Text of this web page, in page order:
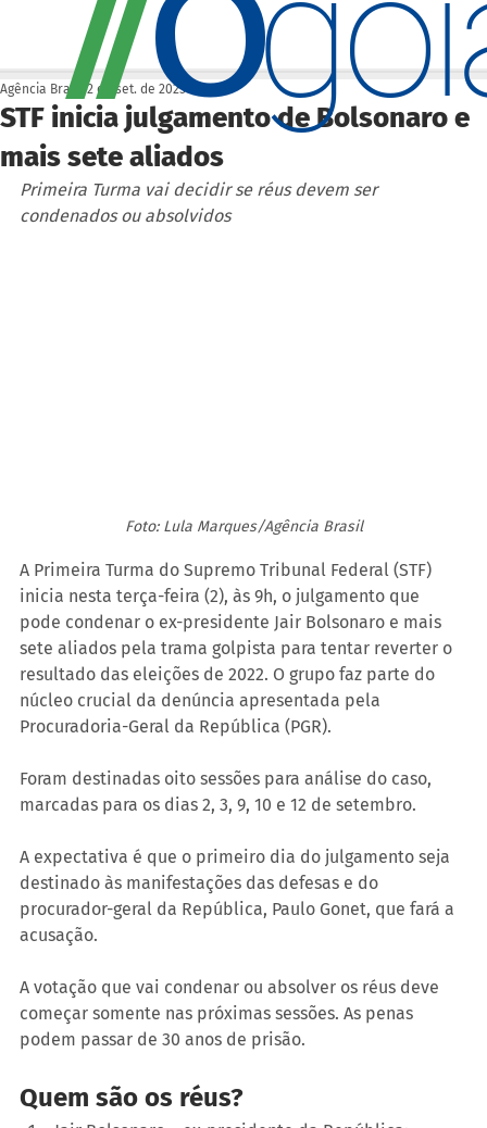
STF inicia julgamento de Bolsonaro e
mais sete aliados
Agência Brasil 2 de set. de 2025
Primeira Turma vai decidir se réus devem ser
condenados ou absolvidos
Foto: Lula Marques/Agência Brasil
A Primeira Turma do Supremo Tribunal Federal (STF)
inicia nesta terça-feira (2), às 9h, o julgamento que
pode condenar o ex-presidente Jair Bolsonaro e mais
sete aliados pela trama golpista para tentar reverter o
resultado das eleições de 2022. O grupo faz parte do
núcleo crucial da denúncia apresentada pela
Procuradoria-Geral da República (PGR).
Foram destinadas oito sessões para análise do caso,
marcadas para os dias 2, 3, 9, 10 e 12 de setembro.
A expectativa é que o primeiro dia do julgamento seja
destinado às manifestações das defesas e do
procurador-geral da República, Paulo Gonet, que fará a
acusação.
A votação que vai condenar ou absolver os réus deve
começar somente nas próximas sessões. As penas
podem passar de 30 anos de prisão.
Quem são os réus?